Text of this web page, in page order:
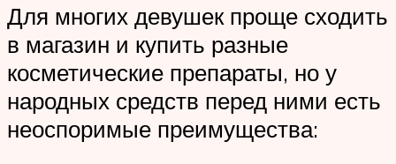
Для многих девушек проще сходить
в магазин и купить разные
косметические препараты, но у
народных средств перед ними есть
неоспоримые преимущества: